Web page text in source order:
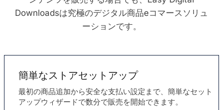
Downloadsは究極のデジタル商品eコマースソリュ
ーションです。
簡単なストアセットアップ
最初の商品追加から安全な支払い設定まで、簡単なセット
アップウィザードで数分で販売を開始できます。